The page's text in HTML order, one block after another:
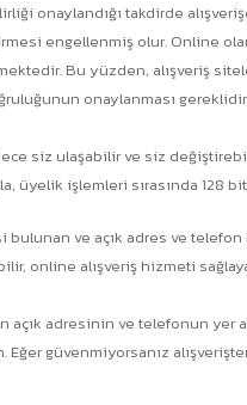
onaylandığı takdirde
engellenmiş olur. Online
Bu yüzden,
onaylanması
siz ulaşabilir ve siz
üyelik işlemleri sırasında 128
ve açık adres ve
online alışveriş hizmeti
açık adresinin ve telefonun yer
güvenmiyorsanız